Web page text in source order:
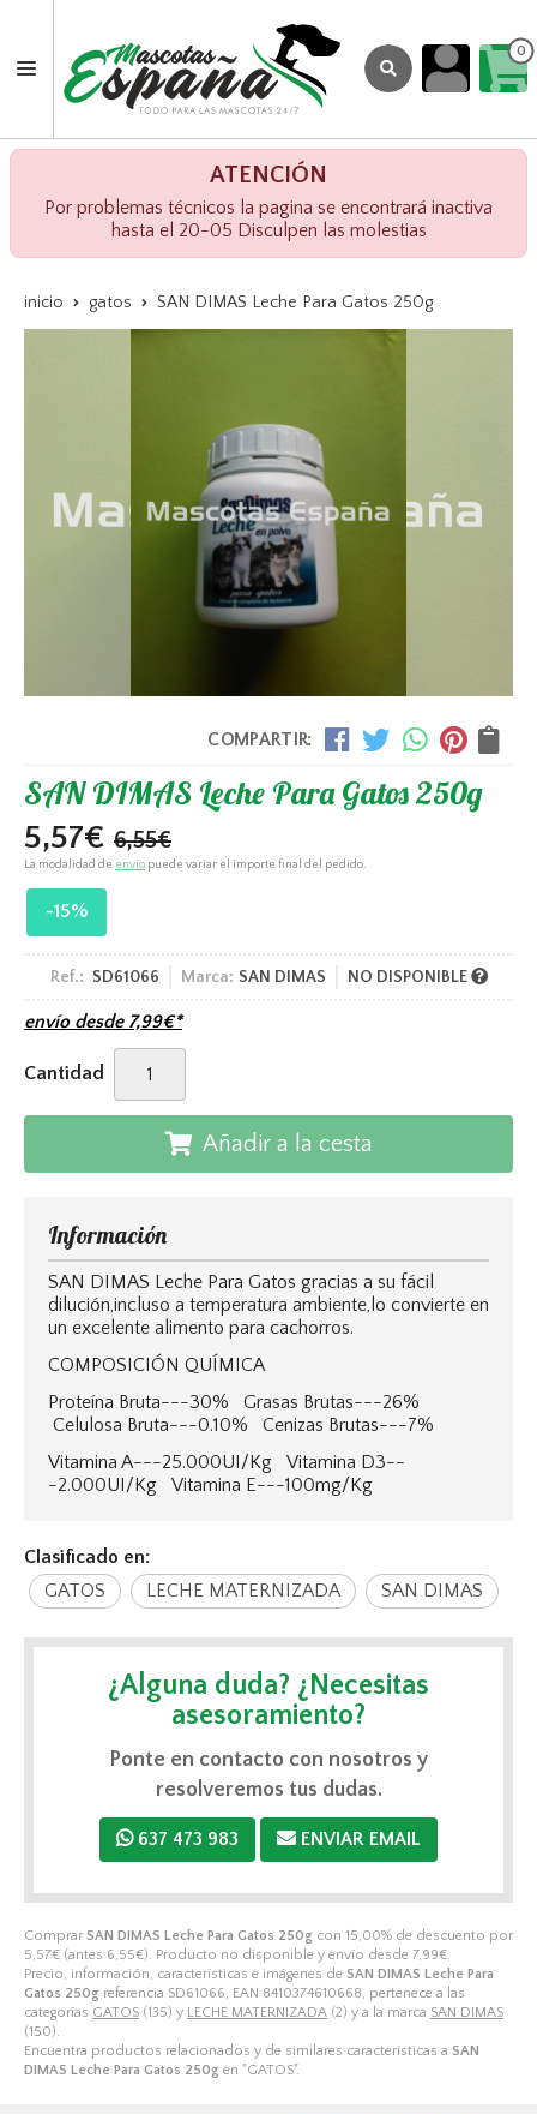
0
ATENCIÓN
Por problemas técnicos la pagina se encontrará inactiva
hasta el 20-05 Disculpen las molestias
inicio gatos SAN DIMAS Leche Para Gatos 250g
COMPARTIR:
SAN DIMAS Leche Para Gatos 250g
5,57€ 6,55€
La modalidad de envío puede variar el importe final del pedido.
-15%
Ref.: SD61066 Marca: SAN DIMAS NO DISPONIBLE
envío desde 7,99€*
Cantidad
Añadir a la cesta
Comprar SAN DIMAS Leche Para Gatos 250g con 15,00% de descuento por
5,57€ (antes 6,55€). Producto no disponible y envío desde 7,99€
Precio, información, características e imágenes de SAN DIMAS Leche Para
Gatos 250g referencia SD61066, EAN 8410374610668, pertenece a las
categorías GATOS (135) y LECHE MATERNIZADA (2) y a la marca SAN DIMAS
(150).
Encuentra productos relacionados y de similares características a SAN
DIMAS Leche Para Gatos 250g en "GATOS".
Información
SAN DIMAS Leche Para Gatos gracias a su fácil
dilución,incluso a temperatura ambiente,lo convierte en
un excelente alimento para cachorros.
COMPOSICIÓN QUÍMICA
Proteína Bruta---30% Grasas Brutas---26%
Celulosa Bruta---0.10% Cenizas Brutas---7%
Vitamina A---25.000UI/Kg Vitamina D3--
-2.000UI/Kg Vitamina E---100mg/Kg
Clasificado en:
GATOS
LECHE MATERNIZADA SAN DIMAS
¿Alguna duda? ¿Necesitas
asesoramiento?
Ponte en contacto con nosotros y
resolveremos tus dudas.
637 473 983 ENVIAR EMAIL